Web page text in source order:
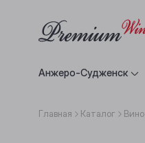
Анжеро-Судженск
Главная Каталог Вино